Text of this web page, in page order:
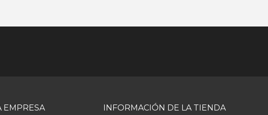
EMPRESA INFORMACIÓN DE LA TIENDA